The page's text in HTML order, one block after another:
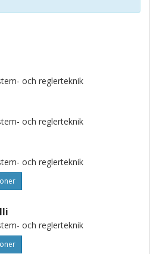
och reglerteknik
och reglerteknik
och reglerteknik
och reglerteknik